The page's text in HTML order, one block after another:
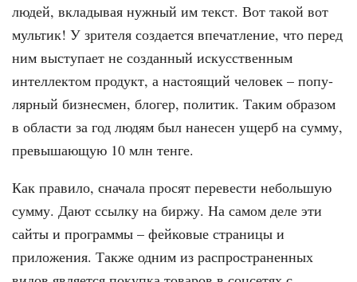
людей, вкла­дывая нужный им текст. Вот такой вот
мультик! У зрителя создается впечат­ление, что перед
ним выступает не со­зданный искусственным
интеллектом продукт, а настоящий человек – попу­
лярный бизнесмен, блогер, политик. Таким образом
в области за год людям был нанесен ущерб на сумму,
превыша­ющую 10 млн тенге.
Как правило, сначала просят пере­вести небольшую
сумму. Дают ссыл­ку на биржу. На самом деле эти
сай­ты и программы – фейковые страницы и
приложения. Также одним из рас­пространенных